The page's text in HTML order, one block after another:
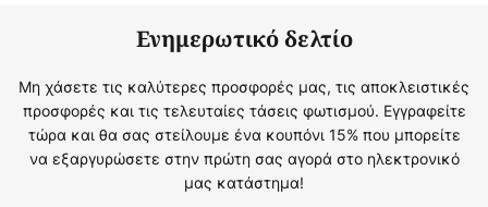
Ενημερωτικό δελτίο
Μη χάσετε τις καλύτερες προσφορές μας, τις αποκλειστικές
προσφορές και τις τελευταίες τάσεις φωτισμού. Εγγραφείτε
τώρα και θα σας στείλουμε ένα κουπόνι 15% που μπορείτε
να εξαργυρώσετε στην πρώτη σας αγορά στο ηλεκτρονικό
μας κατάστημα!